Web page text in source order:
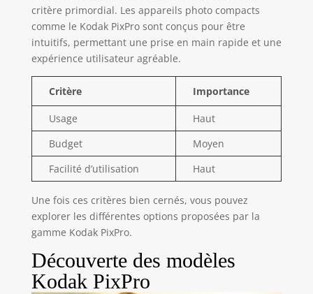
critère primordial. Les appareils photo compacts
comme le Kodak PixPro sont conçus pour être
intuitifs, permettant une prise en main rapide et une
expérience utilisateur agréable.
Critère Importance
Usage
Haut
Budget
Moyen
Facilité d’utilisation
Haut
Une fois ces critères bien cernés, vous pouvez
explorer les différentes options proposées par la
gamme Kodak PixPro.
Découverte des modèles
Kodak PixPro